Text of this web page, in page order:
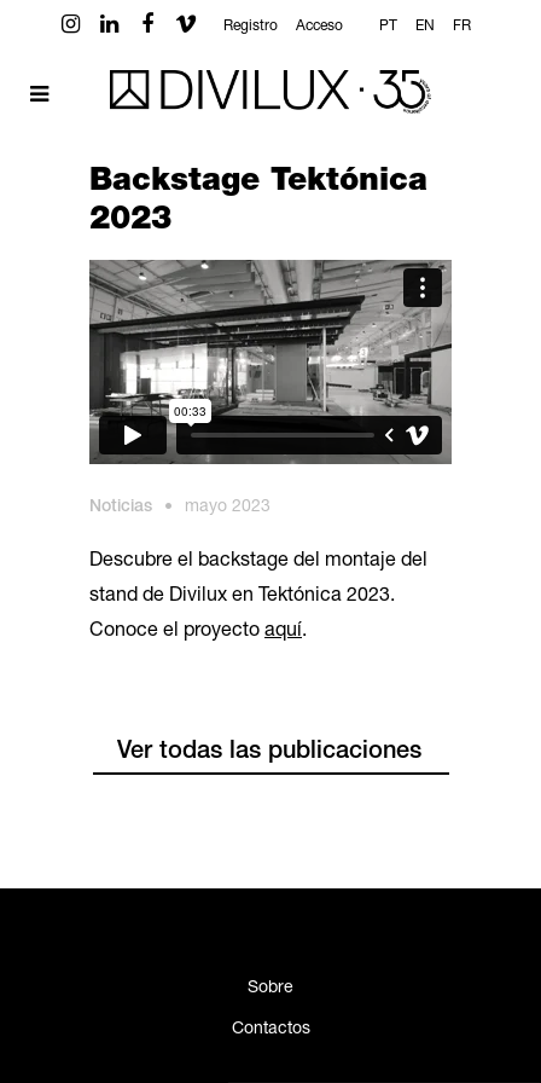
Registro Acceso PT EN FR
Backstage Tektónica
2023
Noticias • mayo 2023
Descubre el backstage del montaje del
stand de Divilux en Tektónica 2023.
Conoce el proyecto aquí.
Ver todas las publicaciones
Sobre
Contactos